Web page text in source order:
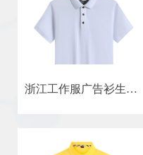
浙江工作服广告衫生产基地来恩凯娅广告衫厂